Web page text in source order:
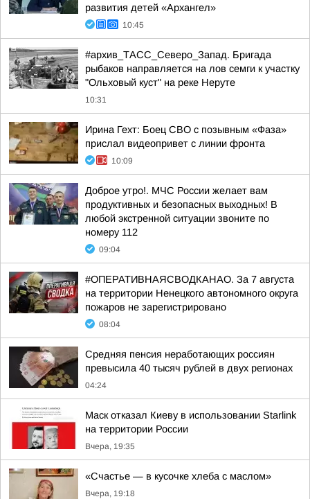
развития детей «Архангел»
10:45
#архив_ТАСС_Северо_Запад. Бригада
рыбаков направляется на лов семги к участку
"Ольховый куст" на реке Неруте
10:31
Ирина Гехт: Боец СВО с позывным «Фаза»
прислал видеопривет с линии фронта
10:09
Доброе утро!. МЧС России желает вам
продуктивных и безопасных выходных! В
любой экстренной ситуации звоните по
номеру 112
09:04
#ОПЕРАТИВНАЯСВОДКАНАО. За 7 августа
на территории Ненецкого автономного округа
пожаров не зарегистрировано
08:04
Средняя пенсия неработающих россиян
превысила 40 тысяч рублей в двух регионах
04:24
Маск отказал Киеву в использовании Starlink
на территории России
Вчера, 19:35
«Счастье — в кусочке хлеба с маслом»
Вчера, 19:18